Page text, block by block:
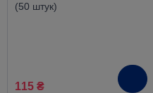
(50 штук)
115 ₴